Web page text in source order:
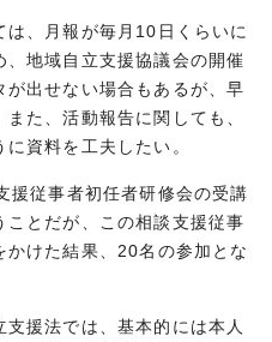
は、月報が毎月10日くらいに
地域自立支援協議会の開催
が出せない場合もあるが、早
た、活動報告に関しても、
資料を工夫したい。
援従事者初任者研修会の受講
とだが、この相談支援従事
けた結果、20名の参加とな
支援法では、基本的には本人